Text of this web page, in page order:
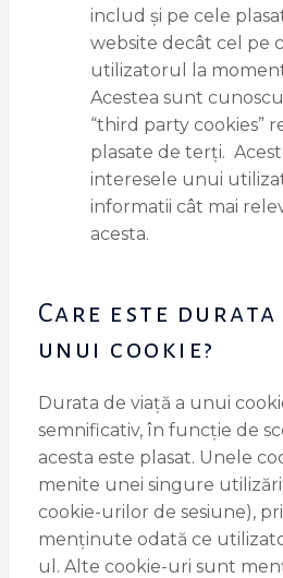
includ și pe cele
website decât cel pe
utilizatorul la
Acestea sunt
“third party cookies”
plasate de terți.
interesele unui
informatii cât mai
acesta.
Care este durata
unui cookie?
Durata de viață a unui
semnificativ, în funcție de
acesta este plasat. Unele
menite unei singure utilizări
cookie-urilor de sesiune),
menținute odată ce
ul. Alte cookie-uri sunt